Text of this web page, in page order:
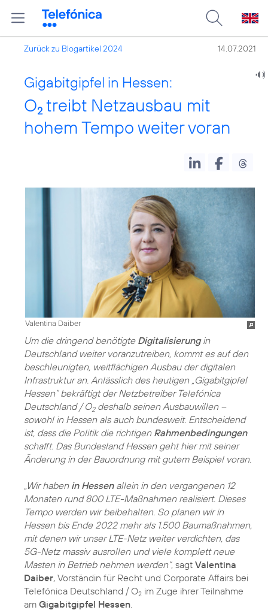
Zurück zu Blogartikel 2024 14.07.2021
Gigabitgipfel in Hessen:
O2 treibt Netzausbau mit
hohem Tempo weiter voran
Valentina Daiber
Um die dringend benötigte Digitalisierungin
Deutschland weiter voranzutreiben, kommt es auf den
beschleunigten, weitflächigen Ausbau der digitalen
Infrastruktur an. Anlässlich des heutigen „Gigabitgipfel
Hessen“ bekräftigt der Netzbetreiber Telefónica
Deutschland / O2deshalb seinen Ausbauwillen –
sowohl in Hessen als auch bundesweit. Entscheidend
ist, dass die Politik die richtigen Rahmenbedingungen
schafft. Das Bundesland Hessen geht hier mit seiner
Änderung in der Bauordnung mit gutem Beispiel voran.
„Wir haben in Hessenallein in den vergangenen 12
Monaten rund 800 LTE-Maßnahmen realisiert. Dieses
Tempo werden wir beibehalten. So planen wir in
Hessen bis Ende 2022 mehr als 1.500 Baumaßnahmen,
mit denen wir unser LTE-Netz weiter verdichten, das
5G-Netz massiv ausrollen und viele komplett neue
Masten in Betrieb nehmen werden“, sagt Valentina
Daiber, Vorständin für Recht und Corporate Affairs bei
Telefónica Deutschland / O2 im Zuge ihrer Teilnahme
am Gigabitgipfel Hessen